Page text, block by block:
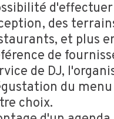
des
et plus
de
de DJ,
du
choix.